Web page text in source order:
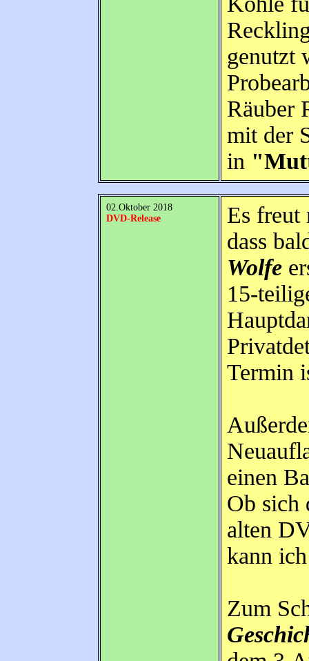
genutzt
Räuber
mit der
in
02.Oktober 2018
DVD-Release
Es freut
dass
Wolfe
15-
Termin
einen
Ob sich
alten
kann
Zum